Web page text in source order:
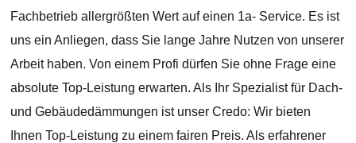
Fachbetrieb allergrößten Wert auf einen 1a- Service. Es ist
uns ein Anliegen, dass Sie lange Jahre Nutzen von unserer
Arbeit haben. Von einem Profi dürfen Sie ohne Frage eine
absolute Top-Leistung erwarten. Als Ihr Spezialist für Dach-
und Gebäudedämmungen ist unser Credo: Wir bieten
Ihnen Top-Leistung zu einem fairen Preis. Als erfahrener